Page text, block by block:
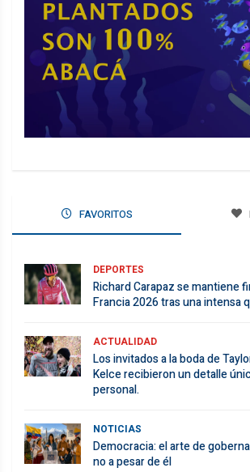
FAVORITOS
DEPORTES
Richard Carapaz se mantiene
Francia 2026 tras una intensa
ACTUALIDAD
Los invitados a la boda de
Kelce recibieron un detalle
personal.
NOTICIAS
Democracia: el arte de
no a pesar de él